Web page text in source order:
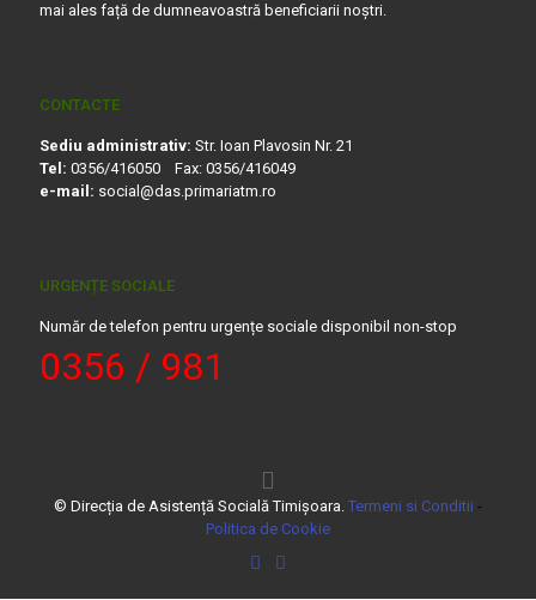
mai ales față de dumneavoastră beneficiarii noștri.
CONTACTE
Sediu administrativ: Str. Ioan Plavosin Nr. 21
Tel: 0356/416050 Fax: 0356/416049
e-mail: social@das.primariatm.ro
URGENȚE SOCIALE
Număr de telefon pentru urgențe sociale disponibil non-stop
0356 / 981
© Direcția de Asistență Socială Timișoara. Termeni si Conditii -
Politica de Cookie